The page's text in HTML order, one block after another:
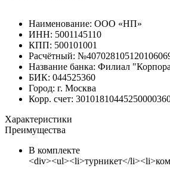
Наименование: ООО «НП»
ИНН: 5001145110
КПП: 500101001
Расчётный:
Название банка: Филиал
БИК: 044525360
Город: г. Москва
Корр. счет:
Характеристики
Преимущества
В комплекте
<div><ul><li>турникет</